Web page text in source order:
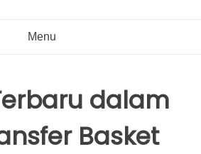
Menu
dalam
Basket